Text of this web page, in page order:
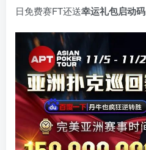
日免费赛FT还送幸运礼包启动码